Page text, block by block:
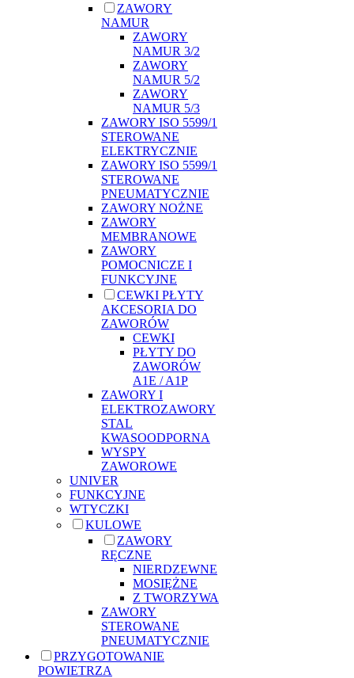
ZAWORY
NAMUR
ZAWORY
NAMUR 3/2
ZAWORY
NAMUR 5/2
ZAWORY
NAMUR 5/3
ZAWORY ISO 5599/1
STEROWANE
ELEKTRYCZNIE
ZAWORY ISO 5599/1
STEROWANE
PNEUMATYCZNIE
ZAWORY NOŻNE
ZAWORY
MEMBRANOWE
ZAWORY
POMOCNICZE I
FUNKCYJNE
CEWKI PŁYTY
AKCESORIA DO
ZAWORÓW
CEWKI
PŁYTY DO
ZAWORÓW
A1E / A1P
ZAWORY I
ELEKTROZAWORY
STAL
KWASOODPORNA
WYSPY
ZAWOROWE
UNIVER
FUNKCYJNE
WTYCZKI
KULOWE
ZAWORY
RĘCZNE
NIERDZEWNE
MOSIĘŻNE
Z TWORZYWA
ZAWORY
STEROWANE
PNEUMATYCZNIE
PRZYGOTOWANIE
POWIETRZA